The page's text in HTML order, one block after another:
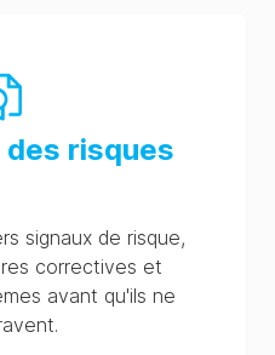
risques
signaux de risque,
correctives et
avant qu'ils ne